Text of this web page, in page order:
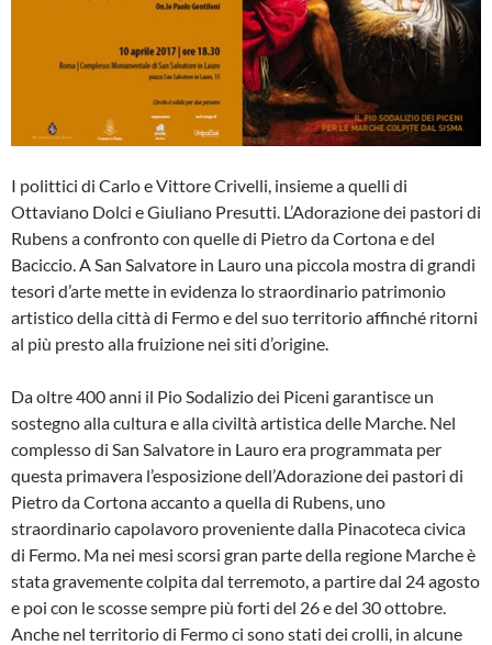
I polittici di Carlo e Vittore Crivelli, insieme a quelli di
Ottaviano Dolci e Giuliano Presutti. L’Adorazione dei pastori di
Rubens a confronto con quelle di Pietro da Cortona e del
Baciccio. A San Salvatore in Lauro una piccola mostra di grandi
tesori d’arte mette in evidenza lo straordinario patrimonio
artistico della città di Fermo e del suo territorio affinché ritorni
al più presto alla fruizione nei siti d’origine.
Da oltre 400 anni il Pio Sodalizio dei Piceni garantisce un
sostegno alla cultura e alla civiltà artistica delle Marche. Nel
complesso di San Salvatore in Lauro era programmata per
questa primavera l’esposizione dell’Adorazione dei pastori di
Pietro da Cortona accanto a quella di Rubens, uno
straordinario capolavoro proveniente dalla Pinacoteca civica
di Fermo. Ma nei mesi scorsi gran parte della regione Marche è
stata gravemente colpita dal terremoto, a partire dal 24 agosto
e poi con le scosse sempre più forti del 26 e del 30 ottobre.
Anche nel territorio di Fermo ci sono stati dei crolli, in alcune